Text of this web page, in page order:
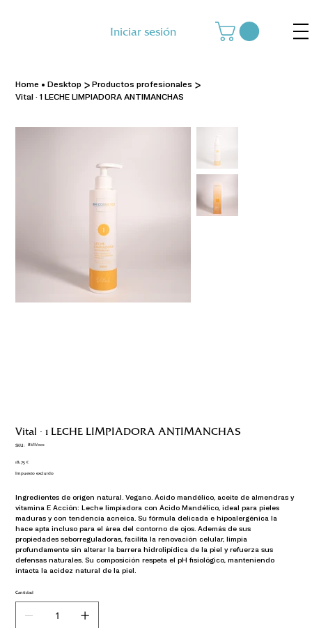
Iniciar sesión
Home • Desktop > Productos profesionales >
Vital · 1 LECHE LIMPIADORA ANTIMANCHAS
Vital · 1 LECHE LIMPIADORA ANTIMANCHAS
SKU:
SKU
BVIV001
Precio
18,75 €
Impuesto excluido
Ingredientes de origen natural. Vegano. Ácido mandélico, aceite de almendras y
vitamina E Acción: Leche limpiadora con Ácido Mandélico, ideal para pieles
maduras y con tendencia acneica. Su fórmula delicada e hipoalergénica la
hace apta incluso para el área del contorno de ojos. Además de sus
propiedades seborreguladoras, facilita la renovación celular, limpia
profundamente sin alterar la barrera hidrolipídica de la piel y refuerza sus
defensas naturales. Su composición respeta el pH fisiológico, manteniendo
intacta la acidez natural de la piel.
Cantidad